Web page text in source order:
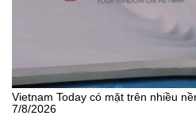
Vietnam Today có mặt trên nhiều
7/8/2026